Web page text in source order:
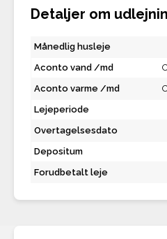
Detaljer om
Månedlig husleje
Aconto vand /md
Aconto varme /md
Lejeperiode
Overtagelsesdato
Depositum
Forudbetalt leje